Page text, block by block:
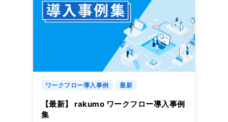
ワークフロー導入事例 最新
【最新】 rakumo ワークフロー導入事例
集